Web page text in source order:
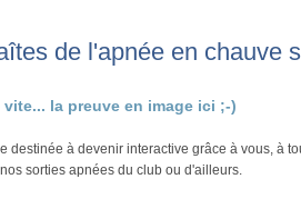
de l'apnée en chauve
la preuve en image ici ;-)
destinée à devenir interactive grâce à vous, à
sorties apnées du club ou d'ailleurs.